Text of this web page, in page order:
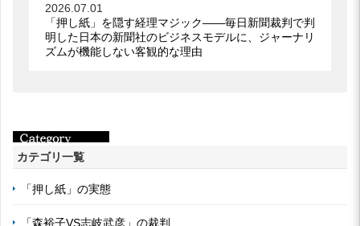
2026.07.01
「押し紙」を隠す経理マジック――毎日新聞裁判で判
明した日本の新聞社のビジネスモデルに、ジャーナリ
ズムが機能しない客観的な理由
カテゴリ一覧
「押し紙」の実態
「森裕子VS志岐武彦」の裁判